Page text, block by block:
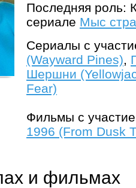
Последняя роль:
сериале Мыс
Сериалы с
(Wayward Pines),
Шершни
Fear)
Фильмы с
1996 (From Dusk
и фильмах